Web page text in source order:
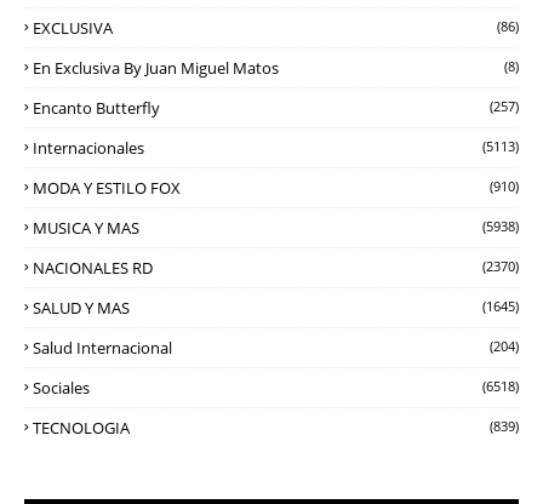
EXCLUSIVA (86)
En Exclusiva By Juan Miguel Matos (8)
Encanto Butterfly (257)
Internacionales (5113)
MODA Y ESTILO FOX (910)
MUSICA Y MAS (5938)
NACIONALES RD (2370)
SALUD Y MAS (1645)
Salud Internacional (204)
Sociales (6518)
TECNOLOGIA (839)